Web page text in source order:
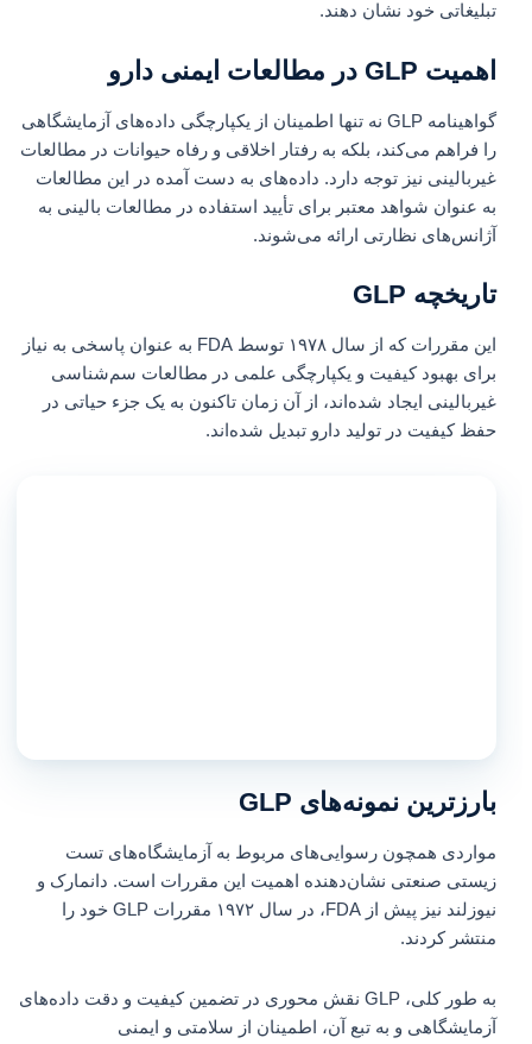
تبلیغاتی خود نشان دهند.
اهمیت GLP در مطالعات ایمنی دارو
گواهینامه GLP نه تنها اطمینان از یکپارچگی داده‌های آزمایشگاهی
را فراهم می‌کند، بلکه به رفتار اخلاقی و رفاه حیوانات در مطالعات
غیربالینی نیز توجه دارد. داده‌های به دست آمده در این مطالعات
به عنوان شواهد معتبر برای تأیید استفاده در مطالعات بالینی به
آژانس‌های نظارتی ارائه می‌شوند.
تاریخچه GLP
این مقررات که از سال ۱۹۷۸ توسط FDA به عنوان پاسخی به نیاز
برای بهبود کیفیت و یکپارچگی علمی در مطالعات سم‌شناسی
غیربالینی ایجاد شده‌اند، از آن زمان تاکنون به یک جزء حیاتی در
حفظ کیفیت در تولید دارو تبدیل شده‌اند.
بارزترین نمونه‌های GLP
مواردی همچون رسوایی‌های مربوط به آزمایشگاه‌های تست
زیستی صنعتی نشان‌دهنده اهمیت این مقررات است. دانمارک و
نیوزلند نیز پیش از FDA، در سال ۱۹۷۲ مقررات GLP خود را
منتشر کردند.
به طور کلی، GLP نقش محوری در تضمین کیفیت و دقت داده‌های
آزمایشگاهی و به تبع آن، اطمینان از سلامتی و ایمنی